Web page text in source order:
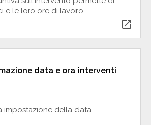
e le loro ore di lavoro
open_in_new
data e ora interventi
impostazione della data